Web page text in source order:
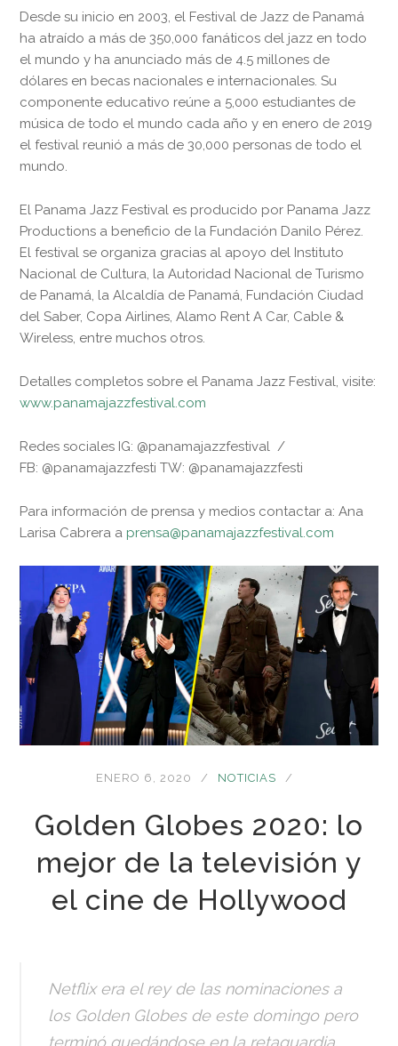
Desde su inicio en 2003, el Festival de Jazz de Panamá
ha atraído a más de 350,000 fanáticos del jazz en todo
el mundo y ha anunciado más de 4.5 millones de
dólares en becas nacionales e internacionales. Su
componente educativo reúne a 5,000 estudiantes de
música de todo el mundo cada año y en enero de 2019
el festival reunió a más de 30,000 personas de todo el
mundo.
El Panama Jazz Festival es producido por Panama Jazz
Productions a beneficio de la Fundación Danilo Pérez.
El festival se organiza gracias al apoyo del Instituto
Nacional de Cultura, la Autoridad Nacional de Turismo
de Panamá, la Alcaldía de Panamá, Fundación Ciudad
del Saber, Copa Airlines, Alamo Rent A Car, Cable &
Wireless, entre muchos otros.
Detalles completos sobre el Panama Jazz Festival, visite:
www.panamajazzfestival.com
Redes sociales IG: @panamajazzfestival /
FB: @panamajazzfesti TW: @panamajazzfesti
Para información de prensa y medios contactar a: Ana
Larisa Cabrera a prensa@panamajazzfestival.com
ENERO 6, 2020 NOTICIAS
Golden Globes 2020: lo
mejor de la televisión y
el cine de Hollywood
Netflix era el rey de las nominaciones a
los Golden Globes de este domingo pero
terminó quedándose en la retaguardia.